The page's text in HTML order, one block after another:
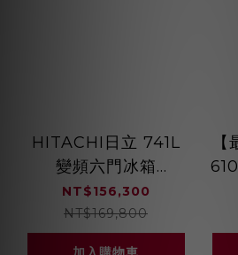
HITACHI日立 741L
變頻六門冰箱
RZXC740KJ 日本原
裝 自動雙開門 智能遠
端遙控
NT$156,300
NT$169,800
開